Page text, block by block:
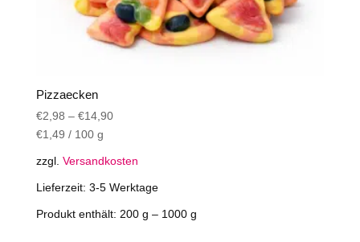
Pizzaecken
€2,98 – €14,90
€1,49 / 100 g
zzgl. Versandkosten
Lieferzeit: 3-5 Werktage
Produkt enthält: 200 g – 1000 g